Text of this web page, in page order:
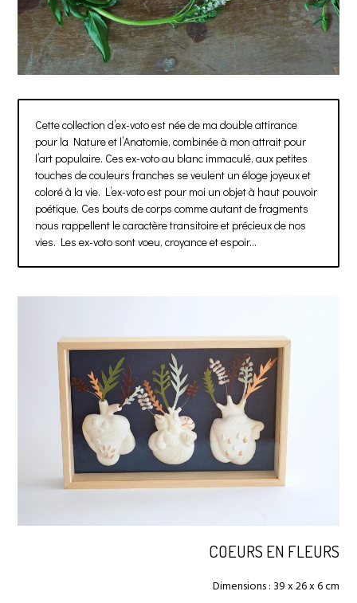
Cette collection d’ex-voto est née de ma double attirance
pour la Nature et l’Anatomie, combinée à mon attrait pour
l’art populaire. Ces ex-voto au blanc immaculé, aux petites
touches de couleurs franches se veulent un éloge joyeux et
coloré à la vie. L’ex-voto est pour moi un objet à haut pouvoir
poétique. Ces bouts de corps comme autant de fragments
nous rappellent le caractère transitoire et précieux de nos
vies. Les ex-voto sont voeu, croyance et espoir…
COEURS EN FLEURS
Dimensions : 39 x 26 x 6 cm